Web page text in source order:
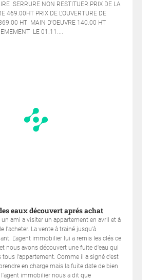
.SERRURE NON RESTITUER.PRIX DE LA
469.00HT PRIX DE L'OUVERTURE DE
HT MAIN D'OEUVRE 140.00 HT
LE 01.11....
eaux découvert aprés achat
un ami a visiter un appartement en avril et à
l'acheter. La vente à trainé jusqu'à
L'agent immobilier lui a remis les clés ce
nous avons découvert une fuite d'eau qui
tous l'appartement. Comme il a signé c'est
en charge mais la fuite date de bien
l'agent immobilier nous a dit que